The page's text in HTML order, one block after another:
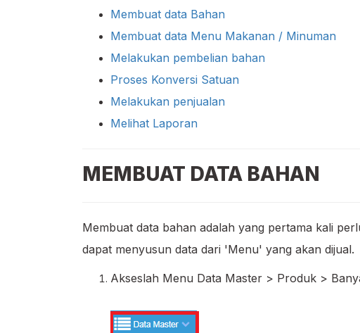
Membuat data Bahan
Membuat data Menu Makanan / Minuman
Melakukan pembelian bahan
Proses Konversi Satuan
Melakukan penjualan
Melihat Laporan
MEMBUAT DATA BAHAN
Membuat data bahan adalah yang pertama kali
dapat menyusun data dari 'Menu' yang akan dijual.
Akseslah Menu Data Master > Produk >